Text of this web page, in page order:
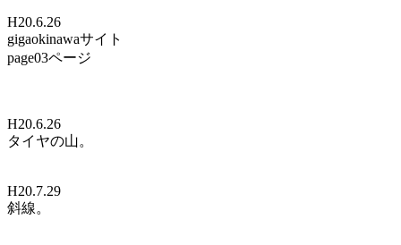
H20.6.26
gigaokinawaサイト
page03ページ
H20.6.26
タイヤの山。
H20.7.29
斜線。